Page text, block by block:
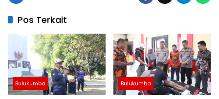
Pos Terkait
Bulukumba Bulukumba